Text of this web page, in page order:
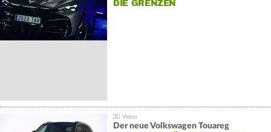
DIE GRENZEN
Der neue Volkswagen Touareg